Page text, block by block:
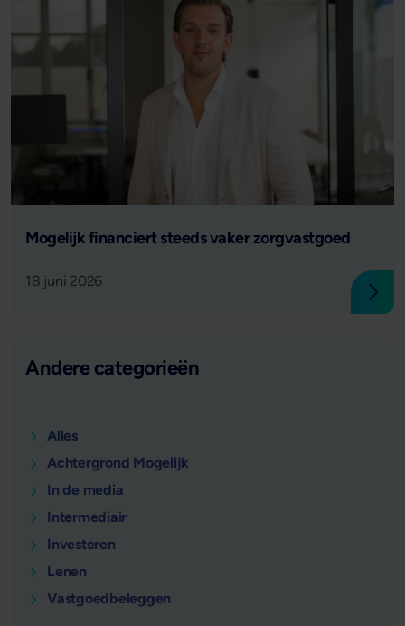
Lees verder
Mogelijk financiert steeds vaker zorgvastgoed
18 juni 2026
Andere categorieën
Alles
Achtergrond Mogelijk
In de media
Intermediair
Investeren
Lenen
Vastgoedbeleggen